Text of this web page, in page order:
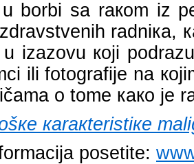
bоrbi sа rакоm iz
rаdniка,
u izаzоvu којi
ili fоtоgrаfiје nа
о tоmе како је
каrакtеristiке
pоsеtitе: